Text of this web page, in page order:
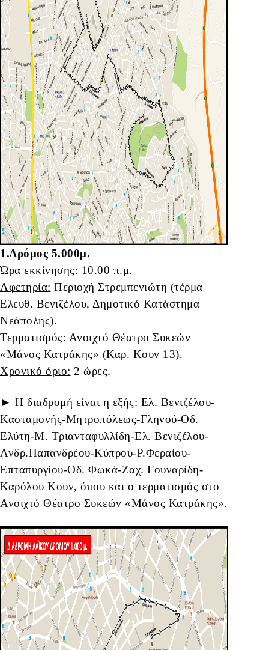
1.Δρόμος 5.000μ.
Ώρα εκκίνησης: 10.00 π.μ.
Αφετηρία: Περιοχή Στρεμπενιώτη (τέρμα
Ελευθ. Βενιζέλου, Δημοτικό Κατάστημα
Νεάπολης).
Τερματισμός: Ανοιχτό Θέατρο Συκεών
«Μάνος Κατράκης» (Καρ. Κουν 13).
Χρονικό όριο: 2 ώρες.
► Η διαδρομή είναι η εξής: Ελ. Βενιζέλου-
Κασταμονής-Μητροπόλεως-Γληνού-Οδ.
Ελύτη-Μ. Τριανταφυλλίδη-Ελ. Βενιζέλου-
Ανδρ.Παπανδρέου-Κύπρου-Ρ.Φεραίου-
Επταπυργίου-Οδ. Φωκά-Ζαχ. Γουναρίδη-
Καρόλου Κουν, όπου και ο τερματισμός στο
Ανοιχτό Θέατρο Συκεών «Μάνος Κατράκης».